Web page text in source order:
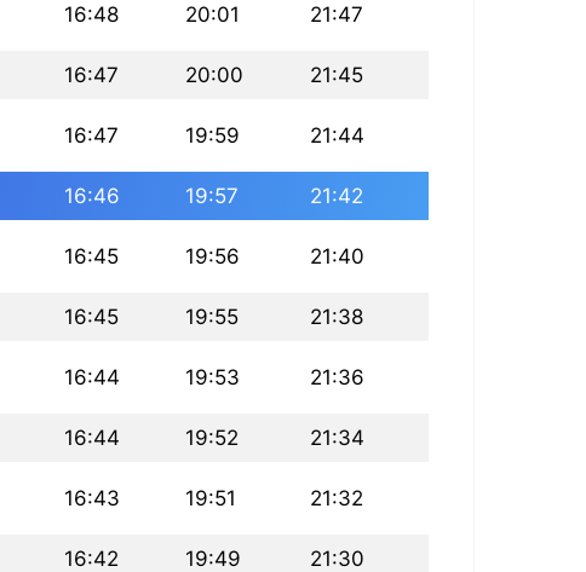
16:48 20:01 21:47
16:47 20:00 21:45
16:47 19:59 21:44
16:46 19:57 21:42
16:45 19:56 21:40
16:45 19:55 21:38
16:44 19:53 21:36
16:44 19:52 21:34
16:43 19:51 21:32
16:42 19:49 21:30